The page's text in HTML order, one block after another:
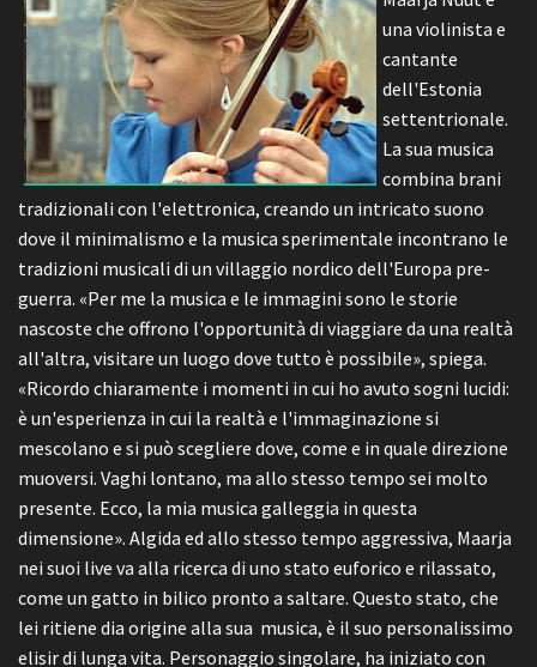
una violinista e
cantante
dell'Estonia
settentrionale.
La sua musica
combina brani
tradizionali con l'elettronica, creando un intricato suono
dove il minimalismo e la musica sperimentale incontrano le
tradizioni musicali di un villaggio nordico dell'Europa pre-
guerra. «Per me la musica e le immagini sono le storie
nascoste che offrono l'opportunità di viaggiare da una realtà
all'altra, visitare un luogo dove tutto è possibile», spiega.
«Ricordo chiaramente i momenti in cui ho avuto sogni lucidi:
è un'esperienza in cui la realtà e l'immaginazione si
mescolano e si può scegliere dove, come e in quale direzione
muoversi. Vaghi lontano, ma allo stesso tempo sei molto
presente. Ecco, la mia musica galleggia in questa
dimensione». Algida ed allo stesso tempo aggressiva, Maarja
nei suoi live va alla ricerca di uno stato euforico e rilassato,
come un gatto in bilico pronto a saltare. Questo stato, che
lei ritiene dia origine alla sua musica, è il suo personalissimo
elisir di lunga vita. Personaggio singolare, ha iniziato con